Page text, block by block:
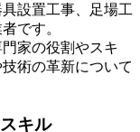
設置工事、足場工
です。
家の役割やスキ
術の革新について
キル